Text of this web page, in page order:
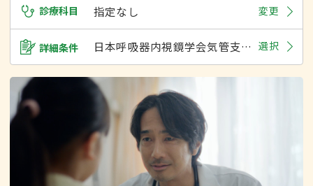
診療科目 指定なし 変更
詳細条件 日本呼吸器内視鏡学会気管支鏡専門医 選択